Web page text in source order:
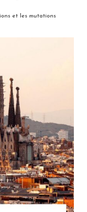
et les mutations